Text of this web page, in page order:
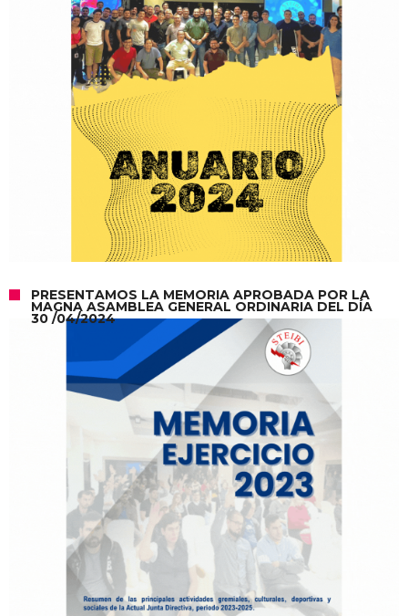
PRESENTAMOS LA MEMORIA APROBADA POR LA
MAGNA ASAMBLEA GENERAL ORDINARIA DEL DÍA
30 /04/2024